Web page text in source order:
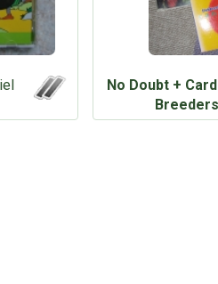
No Doubt +
Breeders